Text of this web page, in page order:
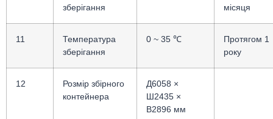
зберігання
місяця
11
Температура
зберігання
0 ~ 35 ℃
Протягом 1
року
12
Розмір збірного
контейнера
Д6058 ×
Ш2435 ×
В2896 мм